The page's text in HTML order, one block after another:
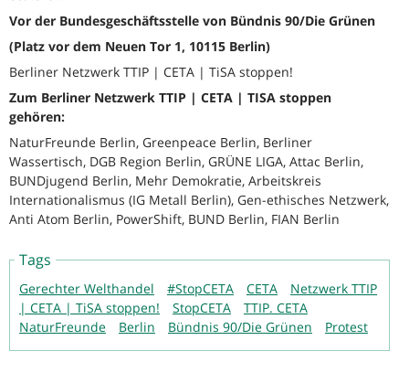
Vor der Bundesgeschäftsstelle von Bündnis 90/Die Grünen
(Platz vor dem Neuen Tor 1, 10115 Berlin)
Berliner Netzwerk TTIP | CETA | TiSA stoppen!
Zum Berliner Netzwerk TTIP | CETA | TISA stoppen
gehören:
NaturFreunde Berlin, Greenpeace Berlin, Berliner
Wassertisch, DGB Region Berlin, GRÜNE LIGA, Attac Berlin,
BUNDjugend Berlin, Mehr Demokratie, Arbeitskreis
Internationalismus (IG Metall Berlin), Gen-ethisches Netzwerk,
Anti Atom Berlin, PowerShift, BUND Berlin, FIAN Berlin
Tags
Gerechter Welthandel #StopCETA CETA
Netzwerk TTIP
| CETA | TiSA stoppen!
StopCETA
TTIP. CETA
NaturFreunde
Berlin Bündnis 90/Die Grünen Protest